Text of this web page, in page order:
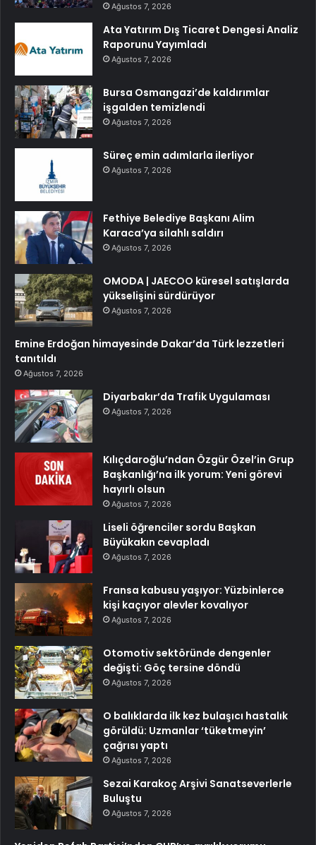
Ağustos 7, 2026
Ata Yatırım Dış Ticaret Dengesi Analiz
Raporunu Yayımladı
Ağustos 7, 2026
Bursa Osmangazi’de kaldırımlar
işgalden temizlendi
Ağustos 7, 2026
Süreç emin adımlarla ilerliyor
Ağustos 7, 2026
Fethiye Belediye Başkanı Alim
Karaca’ya silahlı saldırı
Ağustos 7, 2026
OMODA | JAECOO küresel satışlarda
yükselişini sürdürüyor
Ağustos 7, 2026
Emine Erdoğan himayesinde Dakar’da Türk lezzetleri
tanıtıldı
Ağustos 7, 2026
Diyarbakır’da Trafik Uygulaması
Ağustos 7, 2026
Kılıçdaroğlu’ndan Özgür Özel’in Grup
Başkanlığı’na ilk yorum: Yeni görevi
hayırlı olsun
Ağustos 7, 2026
Liseli öğrenciler sordu Başkan
Büyükakın cevapladı
Ağustos 7, 2026
Fransa kabusu yaşıyor: Yüzbinlerce
kişi kaçıyor alevler kovalıyor
Ağustos 7, 2026
Otomotiv sektöründe dengenler
değişti: Göç tersine döndü
Ağustos 7, 2026
O balıklarda ilk kez bulaşıcı hastalık
görüldü: Uzmanlar ‘tüketmeyin’
çağrısı yaptı
Ağustos 7, 2026
Sezai Karakoç Arşivi Sanatseverlerle
Buluştu
Ağustos 7, 2026